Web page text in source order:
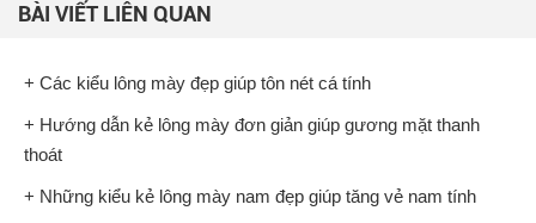
BÀI VIẾT LIÊN QUAN
+ Các kiểu lông mày đẹp giúp tôn nét cá tính
+ Hướng dẫn kẻ lông mày đơn giản giúp gương mặt thanh
thoát
+ Những kiểu kẻ lông mày nam đẹp giúp tăng vẻ nam tính